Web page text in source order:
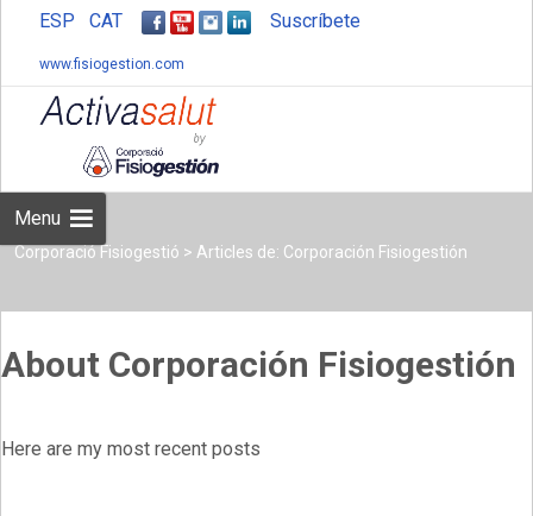
ESP CAT Suscríbete
www.fisiogestion.com
Menu
Corporació Fisiogestió > Articles de: Corporación Fisiogestión
About Corporación Fisiogestión
Here are my most recent posts